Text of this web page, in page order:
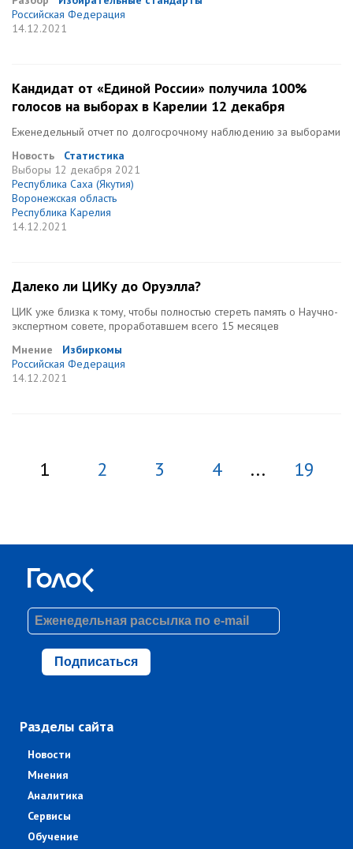
Российская Федерация
14.12.2021
Кандидат от «Единой России» получила 100%
голосов на выборах в Карелии 12 декабря
Еженедельный отчет по долгосрочному наблюдению за выборами
Новость
Статистика
Выборы 12 декабря 2021
Республика Саха (Якутия)
Воронежская область
Республика Карелия
14.12.2021
Далеко ли ЦИКу до Оруэлла?
ЦИК уже близка к тому, чтобы полностью стереть память о Научно-
экспертном совете, проработавшем всего 15 месяцев
Мнение
Избиркомы
Российская Федерация
14.12.2021
1 2 3 4 ... 19
Подписаться
Разделы сайта
Новости
Мнения
Аналитика
Сервисы
Обучение